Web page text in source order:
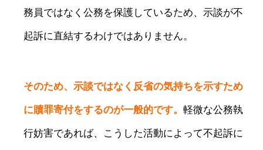
務員ではなく公務を保護しているため、示談が不
起訴に直結するわけではありません。
そのため、示談ではなく反省の気持ちを示すため
に贖罪寄付をするのが一般的です。 軽微な公務執
行妨害であれば、こうした活動によって不起訴に